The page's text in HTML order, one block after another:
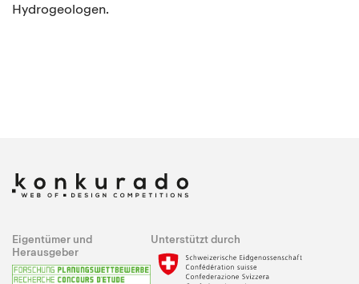
Hydrogeologen.
Eigentümer und
Herausgeber
Unterstützt durch